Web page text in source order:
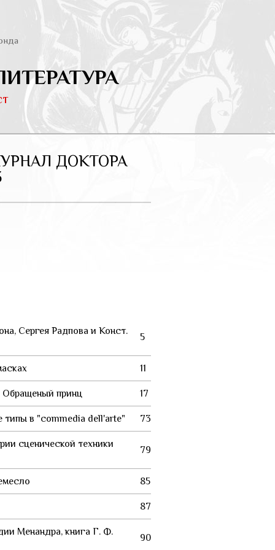
ДОКТОРА
Сергея Радпова и Конст.
5
11
Обращеный принц 17
в "commedia dell'arte" 73
сценической техники
79
85
87
Менандра, книга Г. Ф.
90